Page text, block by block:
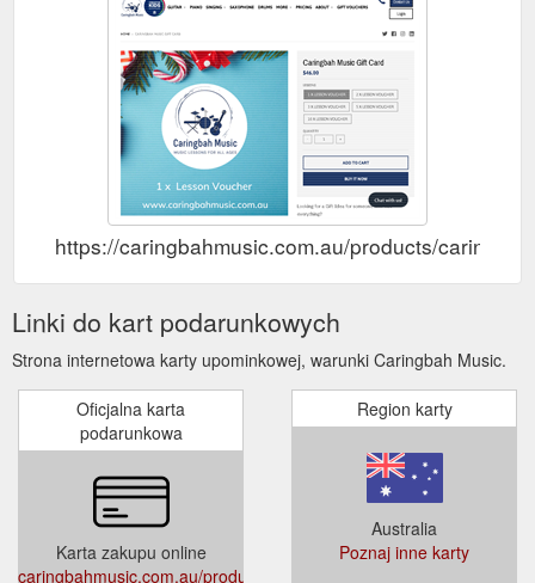
https://caringbahmusic.com.au/products/
Linki do kart podarunkowych
Strona internetowa karty upominkowej, warunki Caringbah Music.
Oficjalna karta
podarunkowa
Karta zakupu online
caringbahmusic.com.au/products/caringbah-
Region karty
Australia
Poznaj inne karty